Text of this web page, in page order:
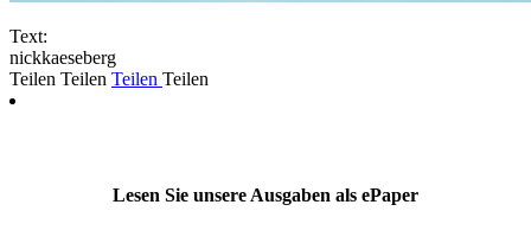
Text:
nickkaeseberg
Teilen Teilen Teilen Teilen
Lesen Sie unsere Ausgaben als ePaper